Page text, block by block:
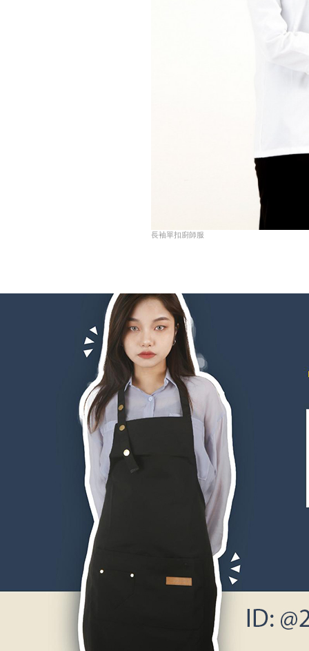
長袖單扣廚師服